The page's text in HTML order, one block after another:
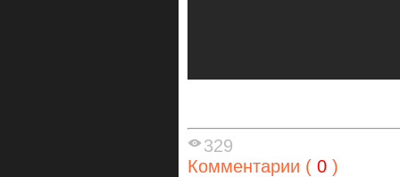
329
Комментарии ( 0 )